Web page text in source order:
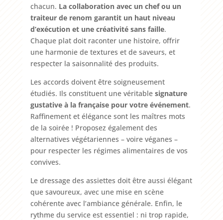
chacun. La collaboration avec un chef ou un
traiteur de renom garantit un haut niveau
d’exécution et une créativité sans faille.
Chaque plat doit raconter une histoire, offrir
une harmonie de textures et de saveurs, et
respecter la saisonnalité des produits.
Les accords doivent être soigneusement
étudiés. Ils constituent une véritable signature
gustative à la française pour votre événement.
Raffinement et élégance sont les maîtres mots
de la soirée ! Proposez également des
alternatives végétariennes – voire véganes –
pour respecter les régimes alimentaires de vos
convives.
Le dressage des assiettes doit être aussi élégant
que savoureux, avec une mise en scène
cohérente avec l’ambiance générale. Enfin, le
rythme du service est essentiel : ni trop rapide,